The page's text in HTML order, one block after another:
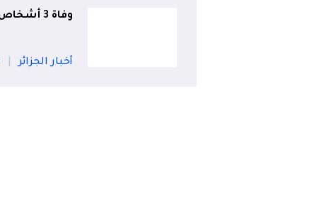
وفاة 3 أشخاص وإصابة 9 آخرين في حادث مرور بتبسة
أخبار الجزائر